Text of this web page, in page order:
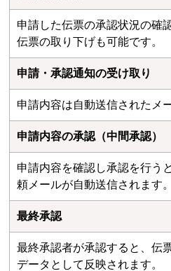
申請した伝票の承認状況の確
伝票の取り下げも可能です。
申請・承認通知の受け取り
申請内容は自動送信されたメ
申請内容の承認（中間承認）
申請内容を確認し承認を行う
頼メールが自動送信されます。
最終承認
最終承認者が承認すると、伝
データとして反映されます。